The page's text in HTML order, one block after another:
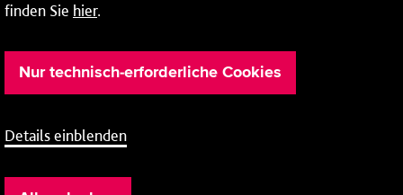
finden Sie hier.
Nur technisch-erforderliche Cookies
Details einblenden